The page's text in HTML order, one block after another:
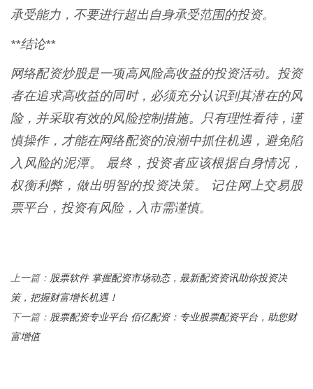
承受能力，不要进行超出自身承受范围的投资。
**结论**
网络配资炒股是一项高风险高收益的投资活动。投资
者在追求高收益的同时，必须充分认识到其潜在的风
险，并采取有效的风险控制措施。只有理性看待，谨
慎操作，才能在网络配资的浪潮中抓住机遇，避免陷
入风险的泥潭。 最终，投资者应该根据自身情况，
权衡利弊，做出明智的投资决策。 记住网上交易股
票平台，投资有风险，入市需谨慎。
上一篇： 股票软件 掌握配资市场动态，最新配资资讯助你投资决
策，把握财富增长机遇！
下一篇： 股票配资专业平台 佰亿配资：专业股票配资平台，助您财
富增值